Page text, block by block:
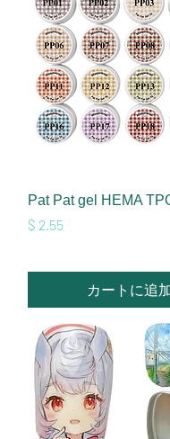
Pat Pat gel HEMA
価格
$ 2.55
カートに追